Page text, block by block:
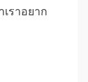
ราอยาก